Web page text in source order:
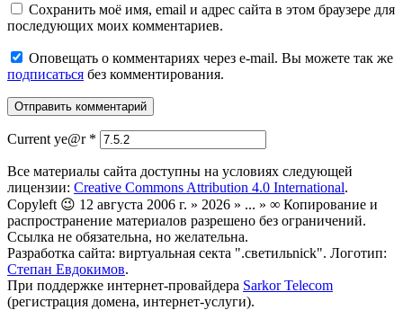
Сохранить моё имя, email и адрес сайта в этом браузере для
последующих моих комментариев.
Оповещать о комментариях через e-mail. Вы можете так же
подписаться без комментирования.
Current ye@r *
Все материалы сайта доступны на условиях следующей
лицензии: Creative Commons Attribution 4.0 International.
Copyleft 😉 12 августа 2006 г. » 2026 » ... » ∞ Копирование и
распространение материалов разрешено без ограничений.
Ссылка не обязательна, но желательна.
Разработка сайта: виртуальная секта ".светильnick". Логотип:
Степан Евдокимов.
При поддержке интернет-провайдера Sarkor Telecom
(регистрация домена, интернет-услуги).